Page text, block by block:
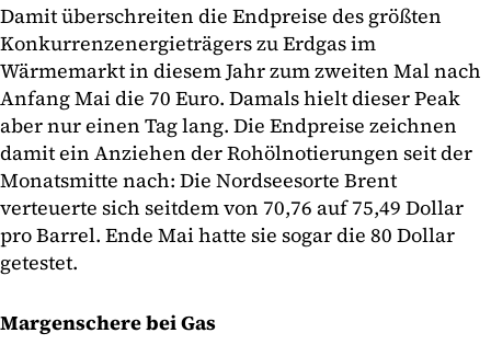
Damit überschreiten die Endpreise des größten
Konkurrenzenergieträgers zu Erdgas im
Wärmemarkt in diesem Jahr zum zweiten Mal nach
Anfang Mai die 70 Euro. Damals hielt dieser Peak
aber nur einen Tag lang. Die Endpreise zeichnen
damit ein Anziehen der Rohölnotierungen seit der
Monatsmitte nach: Die Nordseesorte Brent
verteuerte sich seitdem von 70,76 auf 75,49 Dollar
pro Barrel. Ende Mai hatte sie sogar die 80 Dollar
getestet.
Margenschere bei Gas